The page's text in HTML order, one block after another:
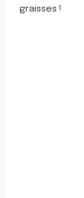
graisses !